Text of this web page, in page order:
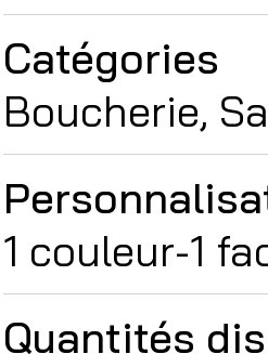
Catégories
Boucherie,
1 couleur-1
Quantités